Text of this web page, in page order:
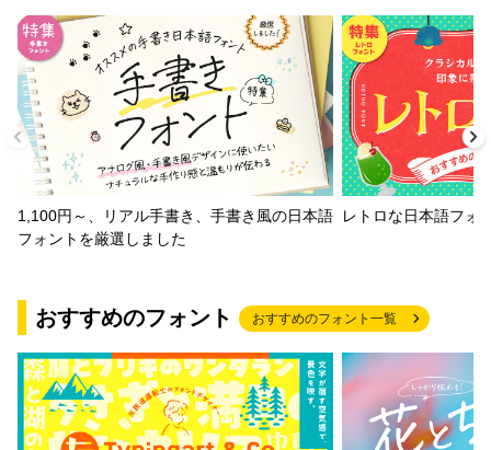
1,100円～、リアル手書き、手書き風の日本語
フォントを厳選しました
レトロな日本語フォ
おすすめのフォント おすすめのフォント一覧